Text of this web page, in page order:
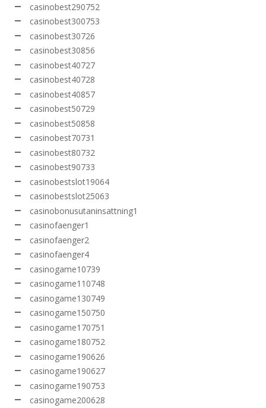
casinobest290752
casinobest300753
casinobest30726
casinobest30856
casinobest40727
casinobest40728
casinobest40857
casinobest50729
casinobest50858
casinobest70731
casinobest80732
casinobest90733
casinobestslot19064
casinobestslot25063
casinobonusutaninsattning1
casinofaenger1
casinofaenger2
casinofaenger4
casinogame10739
casinogame110748
casinogame130749
casinogame150750
casinogame170751
casinogame180752
casinogame190626
casinogame190627
casinogame190753
casinogame200628